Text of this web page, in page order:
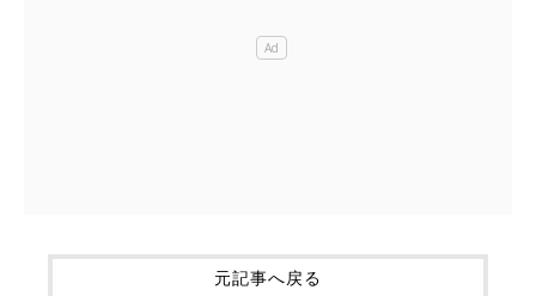
元記事へ戻る